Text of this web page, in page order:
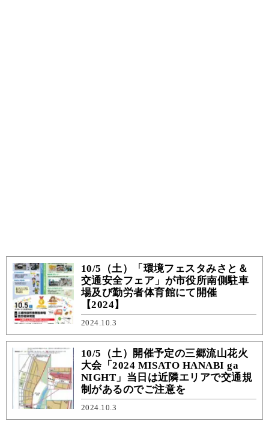
10/5（土）「環境フェスタみさと＆
交通安全フェア」が市役所南側駐車
場及び勤労者体育館にて開催
【2024】
2024.10.3
10/5（土）開催予定の三郷流山花火
大会「2024 MISATO HANABI ga
NIGHT」当日は近隣エリアで交通規
制があるのでご注意を
2024.10.3